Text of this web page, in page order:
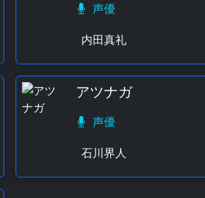
声優
内田真礼
アツナガ
声優
石川界人